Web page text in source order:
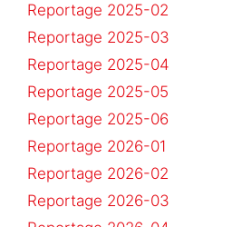
Reportage 2025-02
Reportage 2025-03
Reportage 2025-04
Reportage 2025-05
Reportage 2025-06
Reportage 2026-01
Reportage 2026-02
Reportage 2026-03